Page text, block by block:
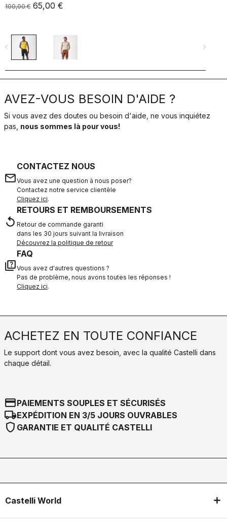
100,00 € 65,00 €
navigate_before navigate_next
AVEZ-VOUS BESOIN D'AIDE ?
Si vous avez des doutes ou besoin d'aide, ne vous inquiétez
pas, nous sommes là pour vous!
email
CONTACTEZ NOUS
Vous avez une question à nous poser?
Contactez notre service clientèle
Cliquez ici.
replay
RETOURS ET REMBOURSEMENTS
Retour de commande garanti
dans les 30 jours suivant la livraison
Découvrez la politique de retour
quiz
FAQ
Vous avez d'autres questions ?
Pas de problème, nous avons toutes les réponses !
Cliquez ici.
ACHETEZ EN TOUTE CONFIANCE
Le support dont vous avez besoin, avec la qualité Castelli dans
chaque détail.
credit_cardPAIEMENTS SOUPLES ET SÉCURISÉS
local_shippingEXPÉDITION EN 3/5 JOURS OUVRABLES
shield GARANTIE ET QUALITÉ CASTELLI
Castelli World